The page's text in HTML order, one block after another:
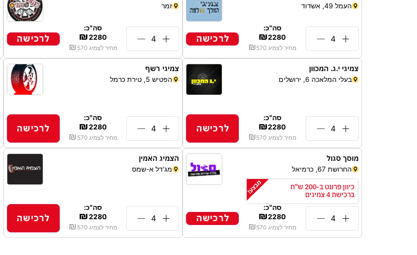
העמל 49, אשדוד
סה"כ:
₪2280
מחיר לצמיג ₪570
לרכישה
זמר
סה"כ:
₪2280
מחיר לצמיג ₪ 570
לרכישה
צמיגי י.ג. המכוון
בעלי המלאכה 6, ירושלים
סה"כ:
₪2280
מחיר לצמיג ₪570
לרכישה
צמיגי רשף
הפטיש 5, טירת כרמל
סה"כ:
₪2280
מחיר לצמיג ₪ 570
לרכישה
מוסך סגול
החרושת 67, כרמיאל
כיוון פרונט ב-200 ש"ח
ברכישת 4 צמיגים
סה"כ:
₪2280
מחיר לצמיג ₪570
לרכישה
הצמיג האמין
מג'דל א-שמס
סה"כ:
₪2280
מחיר לצמיג ₪ 570
לרכישה